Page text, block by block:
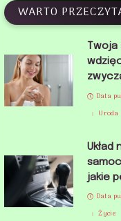
WARTO
Twoja
Data
Uroda
Układ
jakie
Data
Życie